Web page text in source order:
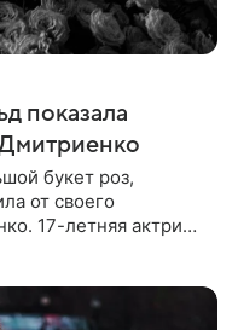
показала
букет роз,
от своего
17-летняя актриса